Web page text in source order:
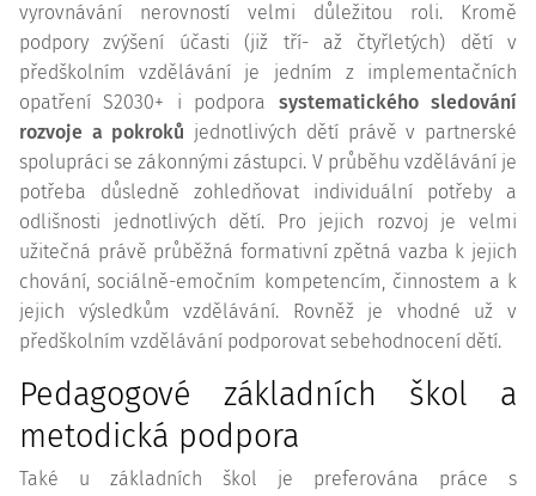
vyrovnávání nerovností velmi důležitou roli. Kromě
podpory zvýšení účasti (již tří- až čtyřletých) dětí v
předškolním vzdělávání je jedním z implementačních
opatření S2030+ i podpora systematického sledování
rozvoje a pokroků jednotlivých dětí právě v partnerské
spolupráci se zákonnými zástupci. V průběhu vzdělávání je
potřeba důsledně zohledňovat individuální potřeby a
odlišnosti jednotlivých dětí. Pro jejich rozvoj je velmi
užitečná právě průběžná formativní zpětná vazba k jejich
chování, sociálně-emočním kompetencím, činnostem a k
jejich výsledkům vzdělávání. Rovněž je vhodné už v
předškolním vzdělávání podporovat sebehodnocení dětí.
Pedagogové základních škol a
metodická podpora
Také u základních škol je preferována práce s